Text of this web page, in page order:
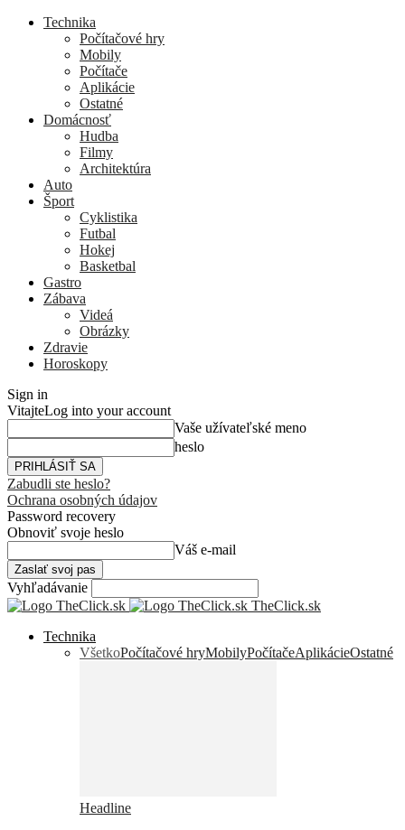
Technika
Počítačové hry
Mobily
Počítače
Aplikácie
Ostatné
Domácnosť
Hudba
Filmy
Architektúra
Auto
Šport
Cyklistika
Futbal
Hokej
Basketbal
Gastro
Zábava
Videá
Obrázky
Zdravie
Horoskopy
Sign in
VitajteLog into your account
Vaše užívateľské meno
heslo
Zabudli ste heslo?
Ochrana osobných údajov
Password recovery
Obnoviť svoje heslo
Váš e-mail
Vyhľadávanie
TheClick.sk
Technika
VšetkoPočítačové hryMobilyPočítačeAplikácieOstatné
Headline